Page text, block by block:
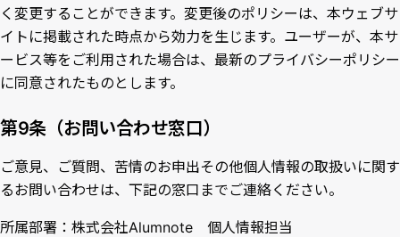
く変更することができます。変更後のポリシーは、本ウェブサ
イトに掲載された時点から効力を生じます。ユーザーが、本サ
ービス等をご利用された場合は、最新のプライバシーポリシー
に同意されたものとします。
第9条（お問い合わせ窓口）
ご意見、ご質問、苦情のお申出その他個人情報の取扱いに関す
るお問い合わせは、下記の窓口までご連絡ください。
所属部署：株式会社Alumnote 個人情報担当